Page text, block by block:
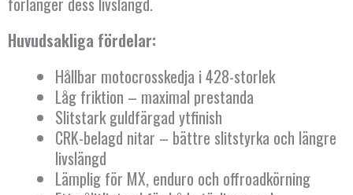
Huvudsakliga fördelar:
Hållbar motocrosskedja i 428-storlek
Låg friktion – maximal prestanda
Slitstark guldfärgad ytfinish
CRK-belagd nitar – bättre slitstyrka och längre
livslängd
Lämplig för MX, enduro och offroadkörning